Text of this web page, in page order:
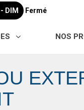
DIM Fermé
NOS